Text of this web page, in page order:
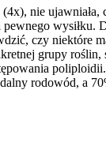
nie ujawniała,
wysiłku.
czy niektóre
grupy
rodowód, a